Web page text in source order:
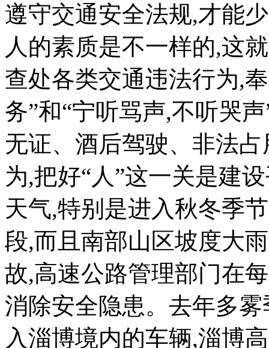
遵守交通安全法规,才能
人的素质是不一样的,这
查处各类交通违法行为,
务”和“宁听骂声,不听哭
无证、酒后驾驶、非法
为,把好“人”这一关是建
天气,特别是进入秋冬季
段,而且南部山区坡度大
故,高速公路管理部门在
消除安全隐患。去年多
入淄博境内的车辆,淄博